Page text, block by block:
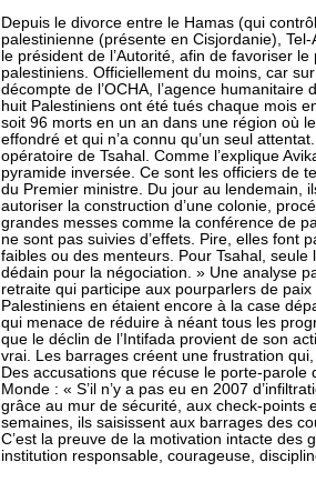
Depuis le divorce entre le Hamas (qui
palestinienne (présente en Cisjordanie),
le président de l’Autorité, afin de favoriser
palestiniens. Officiellement du moins, car
décompte de l’OCHA, l’agence
huit Palestiniens ont été tués chaque mois
soit 96 morts en un an dans une région où
effondré et qui n’a connu qu’un seul
opératoire de Tsahal. Comme l’explique
pyramide inversée. Ce sont les officiers de
du Premier ministre. Du jour au lendemain,
autoriser la construction d’une colonie,
grandes messes comme la conférence de
ne sont pas suivies d’effets. Pire, elles font
faibles ou des menteurs. Pour Tsahal,
dédain pour la négociation. » Une analyse
retraite qui participe aux pourparlers de
Palestiniens en étaient encore à la case
qui menace de réduire à néant tous les
que le déclin de l’Intifada provient de son
vrai. Les barrages créent une frustration
Des accusations que récuse le porte-parole
Monde : « S’il n’y a pas eu en 2007
grâce au mur de sécurité, aux check-points
semaines, ils saisissent aux barrages des
C’est la preuve de la motivation intacte des
institution responsable, courageuse,